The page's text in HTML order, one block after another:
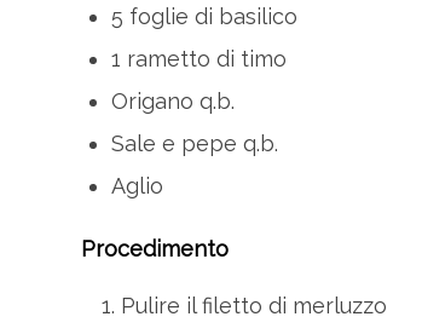
5 foglie di basilico
1 rametto di timo
Origano q.b.
Sale e pepe q.b.
Aglio
Procedimento
Pulire il filetto di merluzzo